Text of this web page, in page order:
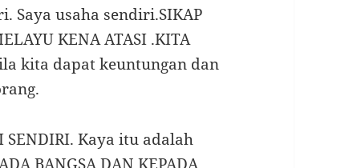
Saya usaha sendiri.SIKAP
KENA ATASI .KITA
kita dapat keuntungan dan
SENDIRI. Kaya itu adalah
BANGSA DAN KEPADA